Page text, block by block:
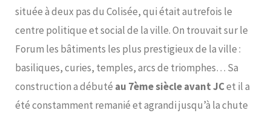
située à deux pas du Colisée, qui était autrefois le
centre politique et social de la ville. On trouvait sur le
Forum les bâtiments les plus prestigieux de la ville :
basiliques, curies, temples, arcs de triomphes… Sa
construction a débuté au 7ème siècle avant JCet il a
été constamment remanié et agrandi jusqu’à la chute